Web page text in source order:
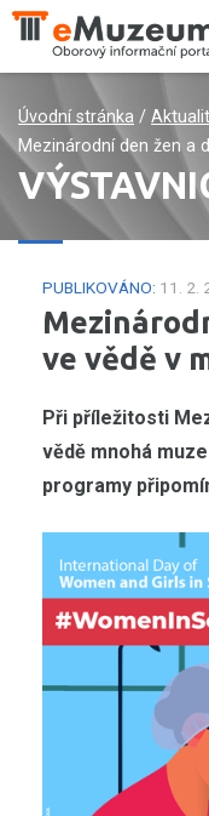
Úvodní stránka /
Mezinárodní den žen a
PUBLIKOVÁNO: 11. 2.
ve vědě v
Při příležitosti
vědě mnohá
programy